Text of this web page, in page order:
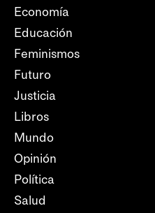
Economía
Educación
Feminismos
Futuro
Justicia
Libros
Mundo
Opinión
Política
Salud